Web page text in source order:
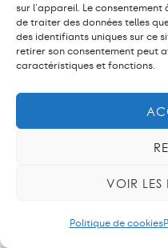
sur l'appareil. Le
de traiter des données telles
des identifiants uniques sur ce
retirer son consentement peut
caractéristiques et fonctions.
VOIR LES
Politique de cookies